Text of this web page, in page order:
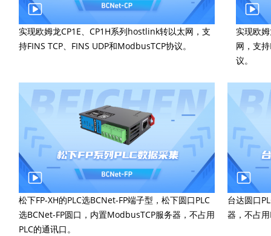
实现欧姆龙CP1E、CP1H系列hostlink转以太网，支
持FINS TCP、FINS UDP和ModbusTCP协议。
实现欧
网，支
议。
松下FP-XH的PLC选BCNet-FP端子型，松下圆口PLC
选BCNet-FP圆口，内置ModbusTCP服务器，不占用
PLC的通讯口。
台达圆口
器，不占